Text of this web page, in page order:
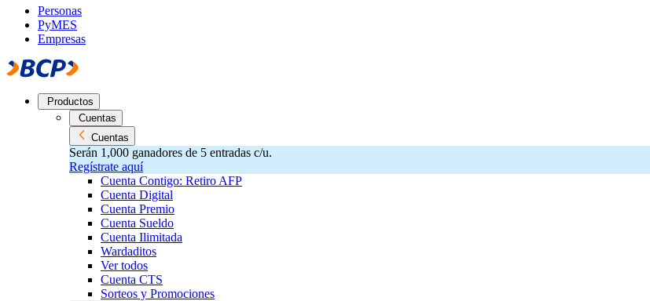
Personas
PyMES
Empresas
Productos
Cuentas
Cuentas
Serán 1,000 ganadores de 5 entradas c/u.
Regístrate aquí
Cuenta Contigo: Retiro AFP
Cuenta Digital
Cuenta Premio
Cuenta Sueldo
Cuenta Ilimitada
Wardaditos
Ver todos
Cuenta CTS
Sorteos y Promociones